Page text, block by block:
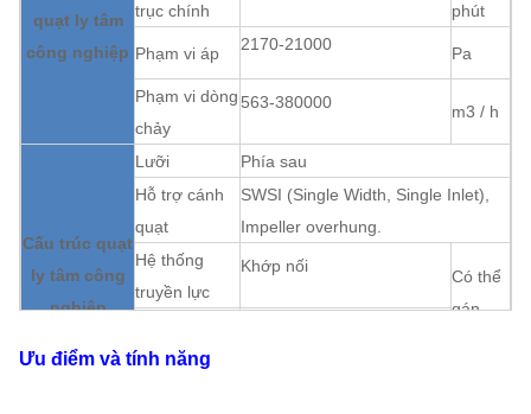
quạt ly tâm
công nghiệp
trục chính
phút
Phạm vi áp 2170-21000 Pa
Phạm vi dòng
chảy
563-380000 m3 / h
Cấu trúc quạt
ly tâm công
nghiệp
Lưỡi
Phía sau
Hỗ trợ cánh
quạt
SWSI (Single Width, Single Inlet),
Impeller overhung.
Hệ thống
truyền lực
Khớp nối
Có thể
gán
Làm mát ổ
Ưu điểm và tính năng